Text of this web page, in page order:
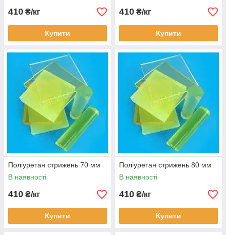
Швидка доставка
Щасливий клієнт
410 ₴/кг
Купити
410 ₴/кг
Купити
Поліуретан стрижень 70 мм
В наявності
410 ₴/кг
Купити
Поліуретан стрижень 80 мм
В наявності
410 ₴/кг
Купити